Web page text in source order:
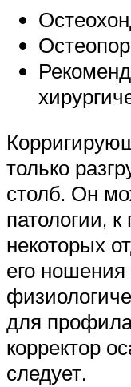
только
столб. Он
патологии,
некоторых
его ношения
для
корректор
следует.